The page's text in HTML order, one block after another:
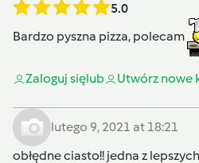
5.0
Bardzo pyszna pizza, polecam
Zaloguj sięlub Utwórz nowe
lutego 9, 2021 at 18:21
obłędne ciasto!! jedna z